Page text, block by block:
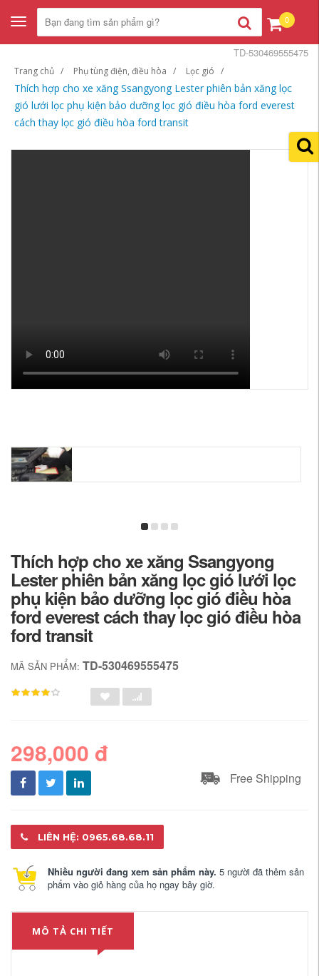
Toggle
navigation
0
Trang chủ Phụ tùng điện, điều hòa Lọc gió
Thích hợp cho xe xăng Ssangyong Lester phiên bản xăng lọc
gió lưới lọc phụ kiện bảo dưỡng lọc gió điều hòa ford everest
cách thay lọc gió điều hòa ford transit
TD-530469555475
Thích hợp cho xe xăng Ssangyong
Lester phiên bản xăng lọc gió lưới lọc
phụ kiện bảo dưỡng lọc gió điều hòa
ford everest cách thay lọc gió điều hòa
ford transit
MÃ SẢN PHẨM: TD-530469555475
298,000 đ
Free Shipping
LIÊN HỆ: 0965.68.68.11
Nhiều người đang xem sản phẩm này. 5 người đã thêm sản
phẩm vào giỏ hàng của họ ngay bây giờ.
MÔ TẢ CHI TIẾT